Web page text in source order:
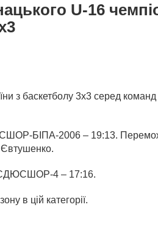
U-16
з баскетболу 3х3 серед
БІПА-2006 – 19:13.
СДЮСШОР-4 – 17:16.
в цій категорії.